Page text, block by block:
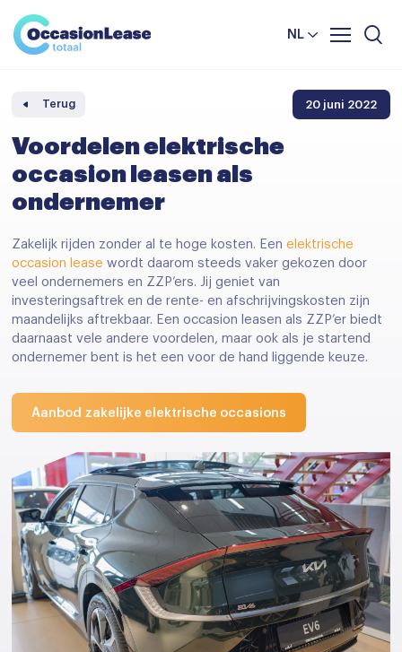
NL
Leasevoorwaarden
Veelgestelde vragen
Nieuws en tips
Over ons
Vergelijker
Terug 20 juni 2022
Voordelen elektrische
occasion leasen als
ondernemer
Zakelijk rijden zonder al te hoge kosten. Eenelektrische
occasion lease wordt daarom steeds vaker gekozen door
veel ondernemers en ZZP’ers. Jij geniet van
investeringsaftrek en de rente- en afschrijvingskosten zijn
maandelijks aftrekbaar. Een occasion leasen als ZZP’er biedt
daarnaast vele andere voordelen, maar ook als je startend
ondernemer bent is het een voor de hand liggende keuze.
Aanbod zakelijke elektrische occasions